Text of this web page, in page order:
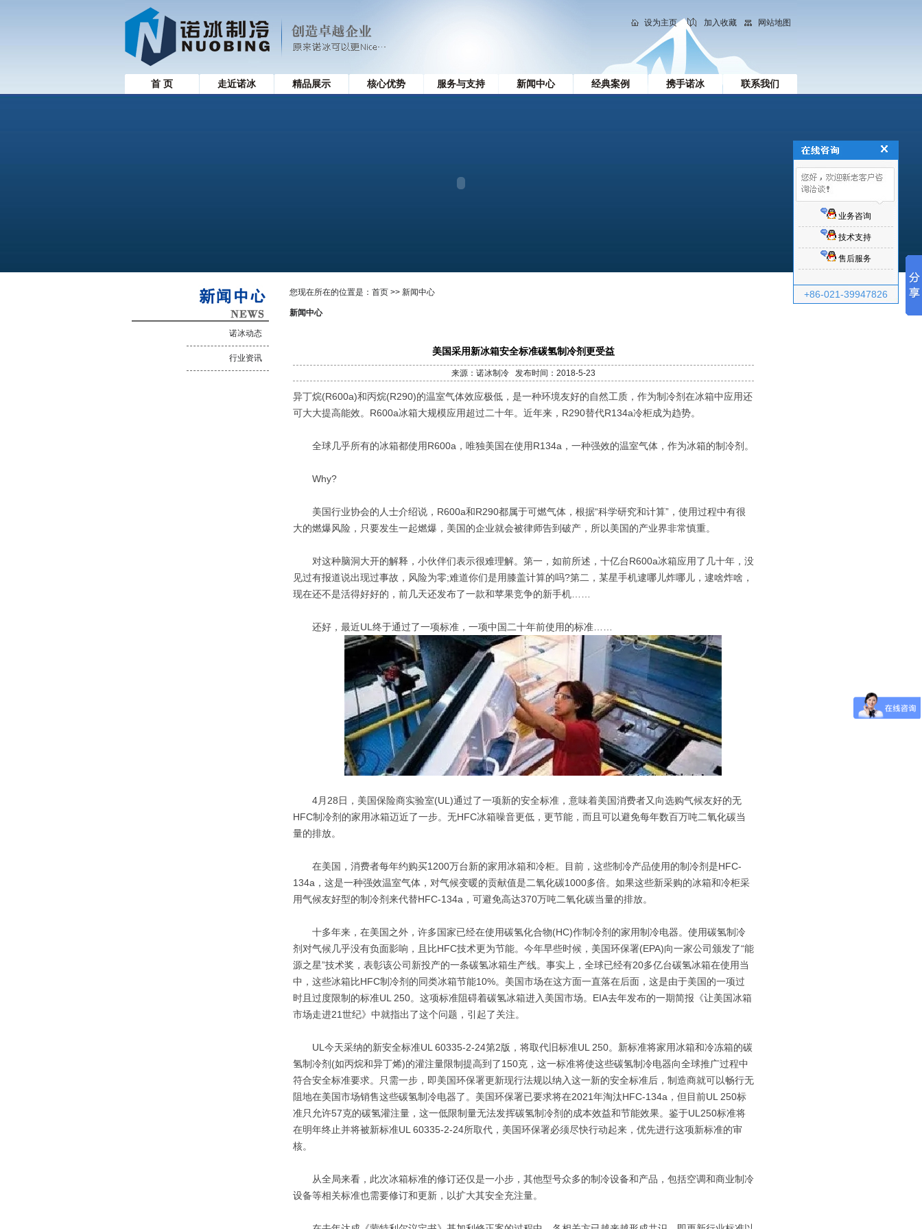
设为主页 加入收藏 网站地图
首 页 走近诺冰 精品展示 核心优势 服务与支持 新闻中心 经典案例 携手诺冰 联系我们
诺冰动态
行业资讯
您现在所在的位置是： 首页 >> 新闻中心
新闻中心
美国采用新冰箱安全标准碳氢制冷剂更受益
来源：诺冰制冷 发布时间：2018-5-23
异丁烷(R600a)和丙烷(R290)的温室气体效应极低，是一种环境友好的自然工质，作为制冷剂在冰箱中应用还
可大大提高能效。R600a冰箱大规模应用超过二十年。近年来，R290替代R134a冷柜成为趋势。
全球几乎所有的冰箱都使用R600a，唯独美国在使用R134a，一种强效的温室气体，作为冰箱的制冷剂。
Why?
美国行业协会的人士介绍说，R600a和R290都属于可燃气体，根据“科学研究和计算”，使用过程中有很
大的燃爆风险，只要发生一起燃爆，美国的企业就会被律师告到破产，所以美国的产业界非常慎重。
对这种脑洞大开的解释，小伙伴们表示很难理解。第一，如前所述，十亿台R600a冰箱应用了几十年，没
见过有报道说出现过事故，风险为零;难道你们是用膝盖计算的吗?第二，某星手机逮哪儿炸哪儿，逮啥炸啥，
现在还不是活得好好的，前几天还发布了一款和苹果竞争的新手机……
还好，最近UL终于通过了一项标准，一项中国二十年前使用的标准……
4月28日，美国保险商实验室(UL)通过了一项新的安全标准，意味着美国消费者又向选购气候友好的无
HFC制冷剂的家用冰箱迈近了一步。无HFC冰箱噪音更低，更节能，而且可以避免每年数百万吨二氧化碳当
量的排放。
在美国，消费者每年约购买1200万台新的家用冰箱和冷柜。目前，这些制冷产品使用的制冷剂是HFC-
134a，这是一种强效温室气体，对气候变暖的贡献值是二氧化碳1000多倍。如果这些新采购的冰箱和冷柜采
用气候友好型的制冷剂来代替HFC-134a，可避免高达370万吨二氧化碳当量的排放。
十多年来，在美国之外，许多国家已经在使用碳氢化合物(HC)作制冷剂的家用制冷电器。使用碳氢制冷
剂对气候几乎没有负面影响，且比HFC技术更为节能。今年早些时候，美国环保署(EPA)向一家公司颁发了“能
源之星”技术奖，表彰该公司新投产的一条碳氢冰箱生产线。事实上，全球已经有20多亿台碳氢冰箱在使用当
中，这些冰箱比HFC制冷剂的同类冰箱节能10%。美国市场在这方面一直落在后面，这是由于美国的一项过
时且过度限制的标准UL 250。这项标准阻碍着碳氢冰箱进入美国市场。EIA去年发布的一期简报《让美国冰箱
市场走进21世纪》中就指出了这个问题，引起了关注。
UL今天采纳的新安全标准UL 60335-2-24第2版，将取代旧标准UL 250。新标准将家用冰箱和冷冻箱的碳
氢制冷剂(如丙烷和异丁烯)的灌注量限制提高到了150克，这一标准将使这些碳氢制冷电器向全球推广过程中
符合安全标准要求。只需一步，即美国环保署更新现行法规以纳入这一新的安全标准后，制造商就可以畅行无
阻地在美国市场销售这些碳氢制冷电器了。美国环保署已要求将在2021年淘汰HFC-134a，但目前UL 250标
准只允许57克的碳氢灌注量，这一低限制量无法发挥碳氢制冷剂的成本效益和节能效果。鉴于UL250标准将
在明年终止并将被新标准UL 60335-2-24所取代，美国环保署必须尽快行动起来，优先进行这项新标准的审
核。
从全局来看，此次冰箱标准的修订还仅是一小步，其他型号众多的制冷设备和产品，包括空调和商业制冷
设备等相关标准也需要修订和更新，以扩大其安全充注量。
业务咨询
技术支持
售后服务
+86-021-39947826